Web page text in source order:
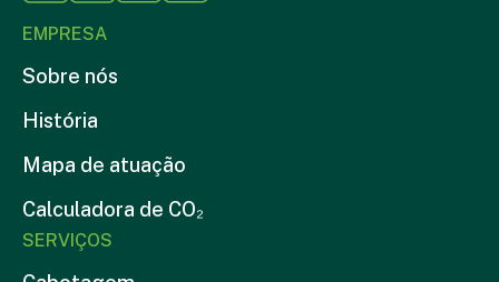
EMPRESA
Sobre nós
História
Mapa de atuação
Calculadora de CO₂
SERVIÇOS